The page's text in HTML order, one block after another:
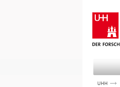
UHH >>>